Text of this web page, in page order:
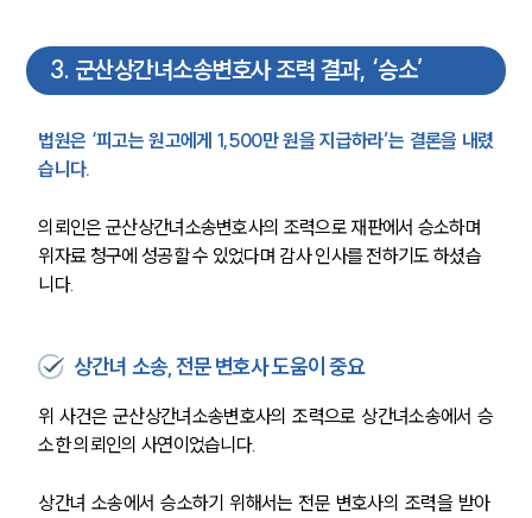
3. 군산상간녀소송변호사 조력 결과, ‘승소’
법원은 ‘피고는 원고에게 1,500만 원을 지급하라’는 결론을 내렸
습니다.
의뢰인은 군산상간녀소송변호사의 조력으로 재판에서 승소하며
위자료 청구에 성공할 수 있었다며 감사 인사를 전하기도 하셨습
니다.
상간녀 소송, 전문 변호사 도움이 중요
위 사건은 군산상간녀소송변호사의 조력으로 상간녀소송에서 승
소한 의뢰인의 사연이었습니다.
상간녀 소송에서 승소하기 위해서는 전문 변호사의 조력을 받아